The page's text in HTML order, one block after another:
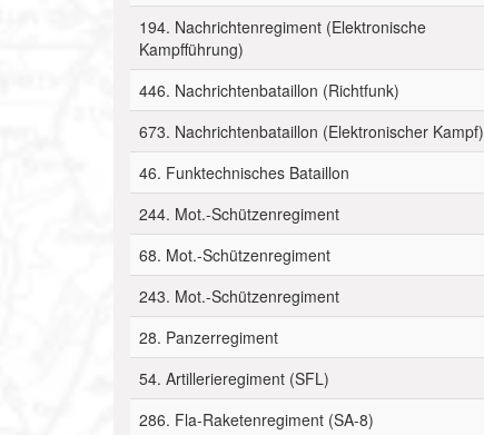
194. Nachrichtenregiment (Elektronische
Kampfführung)
446. Nachrichtenbataillon (Richtfunk)
673. Nachrichtenbataillon (Elektronischer Kampf)
46. Funktechnisches Bataillon
244. Mot.-Schützenregiment
68. Mot.-Schützenregiment
243. Mot.-Schützenregiment
28. Panzerregiment
54. Artillerieregiment (SFL)
286. Fla-Raketenregiment (SA-8)